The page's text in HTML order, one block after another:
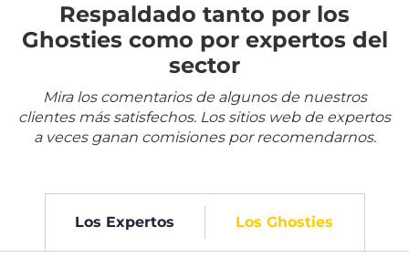
Respaldado tanto por los
Ghosties como por expertos del
sector
Mira los comentarios de algunos de nuestros
clientes más satisfechos. Los sitios web de expertos
a veces ganan comisiones por recomendarnos.
Los Expertos Los Ghosties